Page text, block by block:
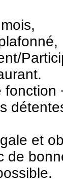
fonction
et
de